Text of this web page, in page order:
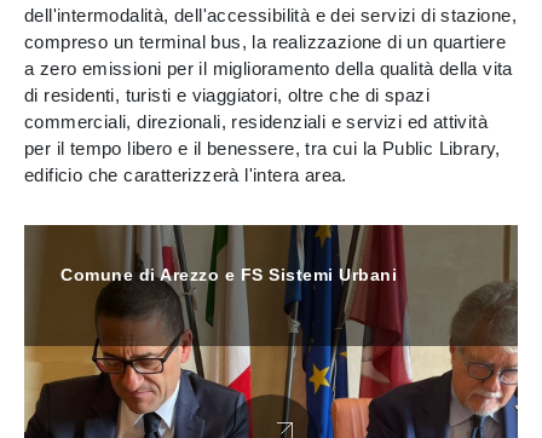
dell'intermodalità, dell'accessibilità e dei servizi di stazione,
compreso un terminal bus, la realizzazione di un quartiere
a zero emissioni per il miglioramento della qualità della vita
di residenti, turisti e viaggiatori, oltre che di spazi
commerciali, direzionali, residenziali e servizi ed attività
per il tempo libero e il benessere, tra cui la Public Library,
edificio che caratterizzerà l'intera area.
Comune di Arezzo e FS Sistemi Urbani